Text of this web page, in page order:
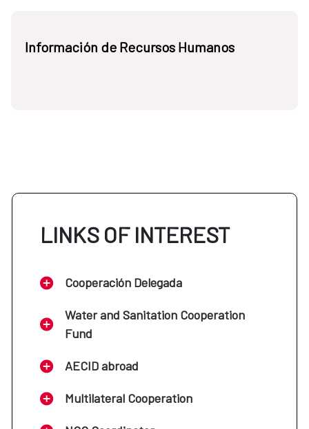
Información de Recursos Humanos
LINKS OF INTEREST
Cooperación Delegada
Water and Sanitation Cooperation
Fund
AECID abroad
Multilateral Cooperation